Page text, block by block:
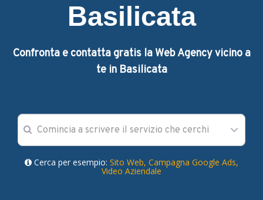
Basilicata
Confronta e contatta gratis la Web Agency vicino a
te in Basilicata
Cerca per esempio: Sito Web, Campagna Google Ads,
Video Aziendale